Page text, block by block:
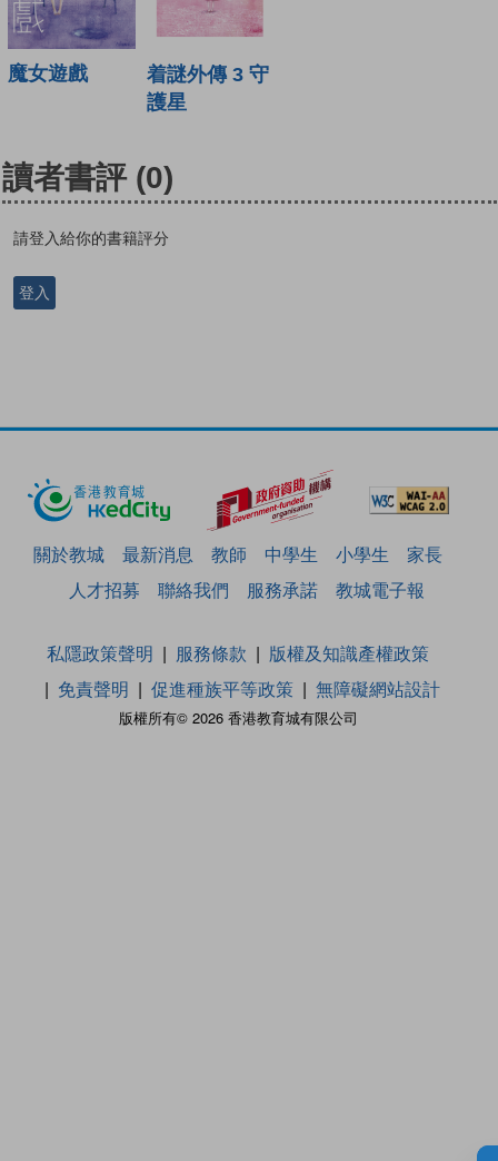
魔女遊戲
着謎外傳 3 守
護星
讀者書評 (0)
請登入給你的書籍評分
登入
關於教城 最新消息 教師 中學生 小學生
家長
人才招募
聯絡我們 服務承諾 教城電子報
版權所有© 2026 香港教育城有限公司
私隱政策聲明 服務條款
版權及知識產權政策
免責聲明
促進種族平等政策 無障礙網站設計